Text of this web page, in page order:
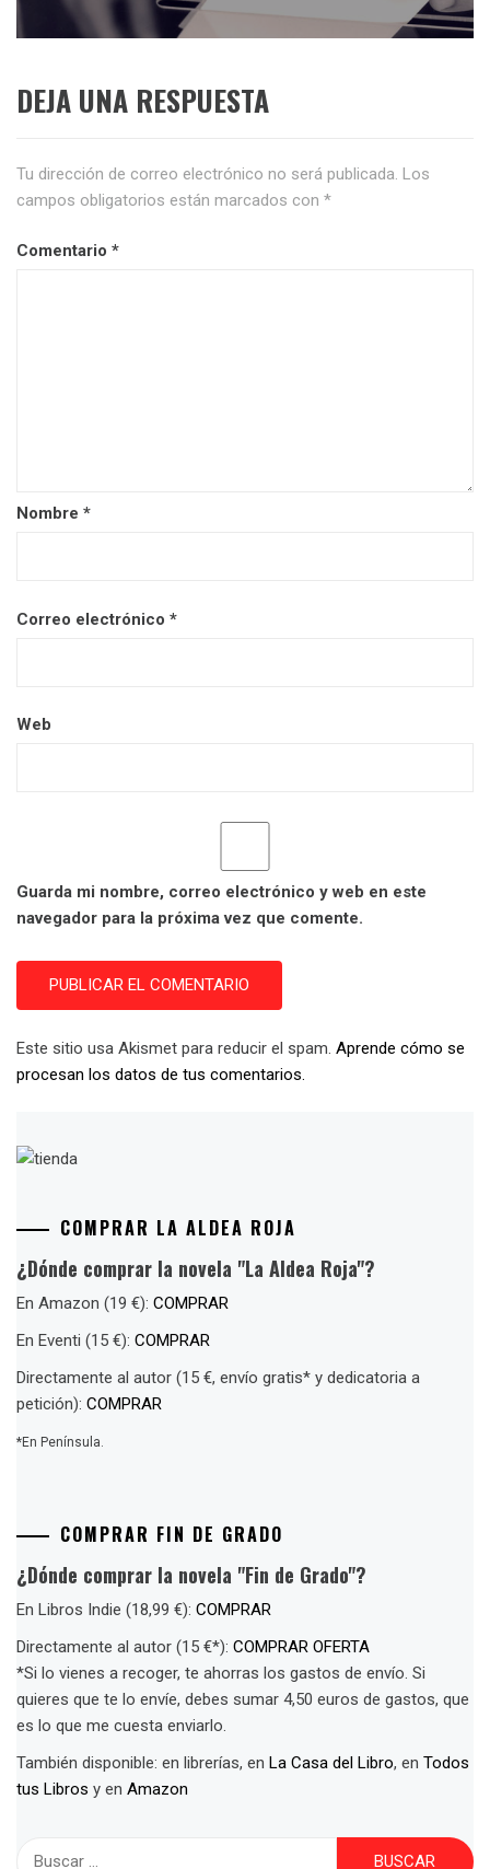
siguiente:
DEJA UNA RESPUESTA
Tu dirección de correo electrónico no será publicada. Los
campos obligatorios están marcados con *
Comentario *
Nombre *
Correo electrónico *
Web
Guarda mi nombre, correo electrónico y web en este
navegador para la próxima vez que comente.
Este sitio usa Akismet para reducir el spam. Aprende cómo se
procesan los datos de tus comentarios.
COMPRAR LA ALDEA ROJA
¿Dónde comprar la novela "La Aldea Roja"?
En Amazon (19 €): COMPRAR
En Eventi (15 €): COMPRAR
Directamente al autor (15 €, envío gratis* y dedicatoria a
petición): COMPRAR
*En Península.
COMPRAR FIN DE GRADO
¿Dónde comprar la novela "Fin de Grado"?
En Libros Indie (18,99 €): COMPRAR
Directamente al autor (15 €*): COMPRAR OFERTA
*Si lo vienes a recoger, te ahorras los gastos de envío. Si
quieres que te lo envíe, debes sumar 4,50 euros de gastos, que
es lo que me cuesta enviarlo.
También disponible: en librerías, en La Casa del Libro, en Todos
tus Libros y en Amazon